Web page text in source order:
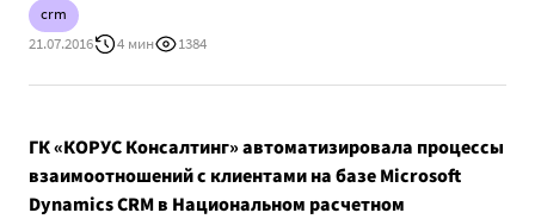
crm
21.07.2016
4 мин 1384
ГК «КОРУС Консалтинг» автоматизировала процессы
взаимоотношений с клиентами на базе Microsoft
Dynamics CRM в Национальном расчетном